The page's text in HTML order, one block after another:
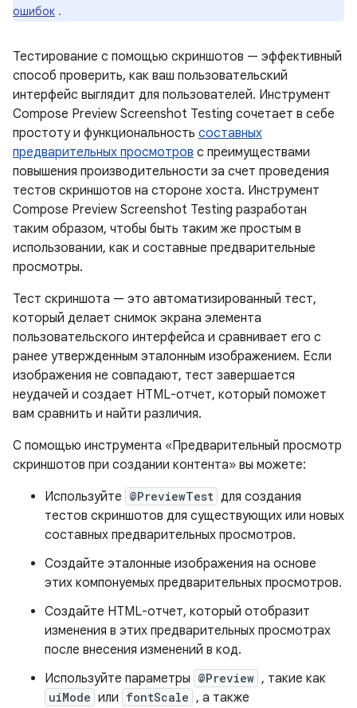
ошибок .
Тестирование с помощью скриншотов — эффективный
способ проверить, как ваш пользовательский
интерфейс выглядит для пользователей. Инструмент
Compose Preview Screenshot Testing сочетает в себе
простоту и функциональность составных
предварительных просмотров с преимуществами
повышения производительности за счет проведения
тестов скриншотов на стороне хоста. Инструмент
Compose Preview Screenshot Testing разработан
таким образом, чтобы быть таким же простым в
использовании, как и составные предварительные
просмотры.
Тест скриншота — это автоматизированный тест,
который делает снимок экрана элемента
пользовательского интерфейса и сравнивает его с
ранее утвержденным эталонным изображением. Если
изображения не совпадают, тест завершается
неудачей и создает HTML-отчет, который поможет
вам сравнить и найти различия.
С помощью инструмента «Предварительный просмотр
скриншотов при создании контента» вы можете:
Используйте @PreviewTest для создания
тестов скриншотов для существующих или новых
составных предварительных просмотров.
Создайте эталонные изображения на основе
этих компонуемых предварительных просмотров.
Создайте HTML-отчет, который отобразит
изменения в этих предварительных просмотрах
после внесения изменений в код.
Используйте параметры @Preview , такие как
uiMode или fontScale , а также